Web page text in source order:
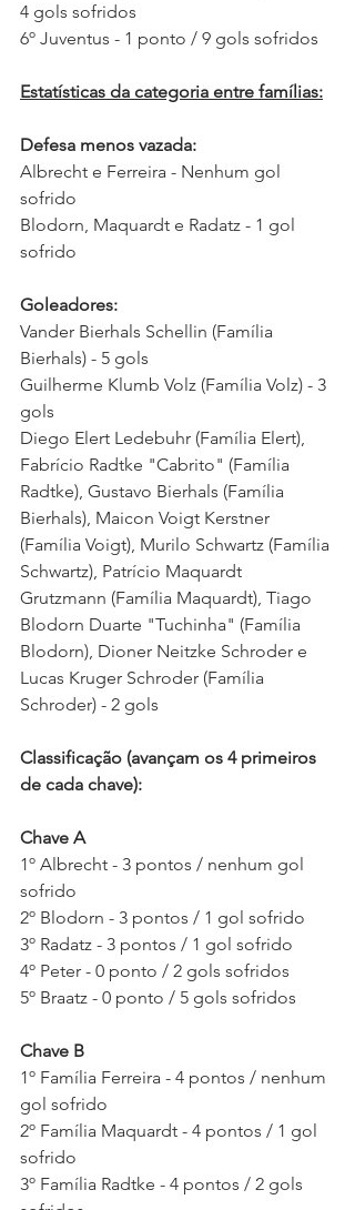
4 gols sofridos
6º Juventus - 1 ponto / 9 gols sofridos
Estatísticas da categoria entre famílias:
Defesa menos vazada:
Albrecht e Ferreira - Nenhum gol
sofrido
Blodorn, Maquardt e Radatz - 1 gol
sofrido
Goleadores:
Vander Bierhals Schellin (Família
Bierhals) - 5 gols
Guilherme Klumb Volz (Família Volz) - 3
gols
Diego Elert Ledebuhr (Família Elert),
Fabrício Radtke "Cabrito" (Família
Radtke), Gustavo Bierhals (Família
Bierhals), Maicon Voigt Kerstner
(Família Voigt), Murilo Schwartz (Família
Schwartz), Patrício Maquardt
Grutzmann (Família Maquardt), Tiago
Blodorn Duarte "Tuchinha" (Família
Blodorn), Dioner Neitzke Schroder e
Lucas Kruger Schroder (Família
Schroder) - 2 gols
Classificação (avançam os 4 primeiros
de cada chave):
Chave A
1º Albrecht - 3 pontos / nenhum gol
sofrido
2º Blodorn - 3 pontos / 1 gol sofrido
3º Radatz - 3 pontos / 1 gol sofrido
4º Peter - 0 ponto / 2 gols sofridos
5º Braatz - 0 ponto / 5 gols sofridos
Chave B
1º Família Ferreira - 4 pontos / nenhum
gol sofrido
2º Família Maquardt - 4 pontos / 1 gol
sofrido
3º Família Radtke - 4 pontos / 2 gols